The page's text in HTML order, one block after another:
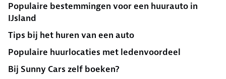
Populaire bestemmingen voor een huurauto in
IJsland
Tips bij het huren van een auto
Populaire huurlocaties met ledenvoordeel
Bij Sunny Cars zelf boeken?